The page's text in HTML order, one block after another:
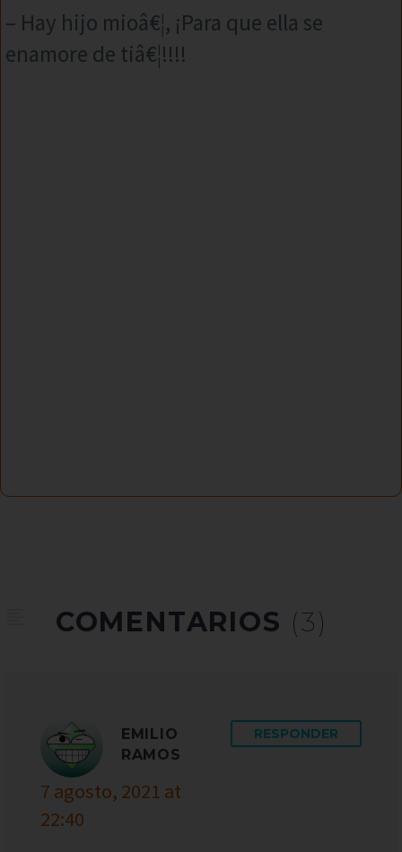
– Hay hijo mioâ€¦, ¡Para que ella se
enamore de tiâ€¦!!!!
COMENTARIOS (3)
EMILIO
RAMOS
7 agosto, 2021 at
22:40
RESPONDER